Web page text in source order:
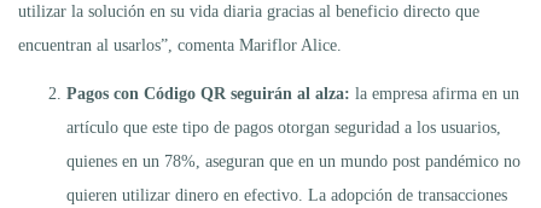
utilizar la solución en su vida diaria gracias al beneficio directo que
encuentran al usarlos”, comenta Mariflor Alice.
Pagos con Código QR seguirán al alza: la empresa afirma en un
artículo que este tipo de pagos otorgan seguridad a los usuarios,
quienes en un 78%, aseguran que en un mundo post pandémico no
quieren utilizar dinero en efectivo. La adopción de transacciones